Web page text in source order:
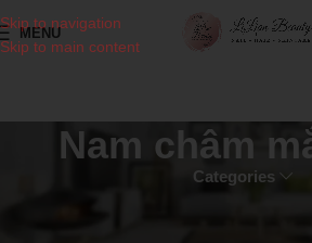
Skip to navigation
Skip to main content
MENU
Nam châm
Categories